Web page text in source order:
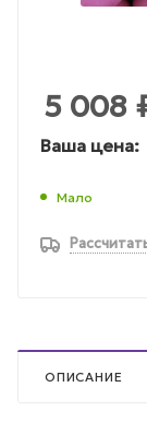
5 008
Ваша цена:
Мало
ОПИСАНИЕ